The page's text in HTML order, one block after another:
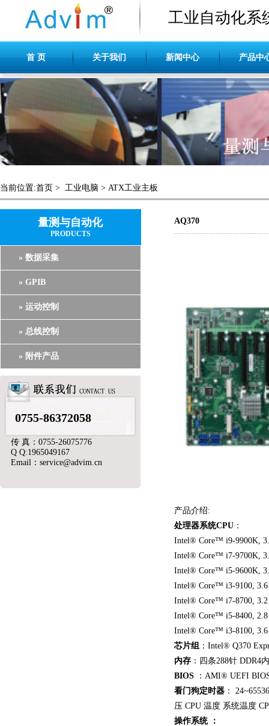
工业自动化系
首 页 关于我们 新闻中心 产品中
当前位置:首页 > 工业电脑 > ATX工业主板
量测与自动化
PRODUCTS
» 数据采集
» GPIB
» 运动控制
» 总线控制
» 附件产品
0755-86372058
传 真：0755-26075776
Q Q:1965049167
Email：service@advim.cn
AQ370
产品介绍:
处理器系统CPU ：
Intel® Core™ i9-9900K,
Intel® Core™ i7-9700K,
Intel® Core™ i5-9600K,
Intel® Core™ i3-9100, 3.6
Intel® Core™ i7-8700, 3.2
Intel® Core™ i5-8400, 2.8
Intel® Core™ i3-8100, 3.6
芯片组 ：Intel® Q370
内存 ：四条288针 DDR4
BIOS ：AMI® UEFI
看门狗定时器 ：
压 CPU 温度 系统温度
操作系统 ：